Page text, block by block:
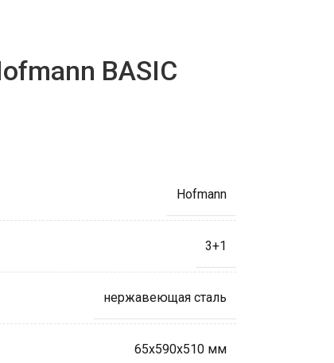
BASIC
Hofmann
3+1
нержавеющая сталь
65x590x510 мм